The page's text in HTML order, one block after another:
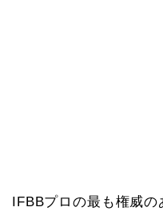
IFBBプロの最も権威